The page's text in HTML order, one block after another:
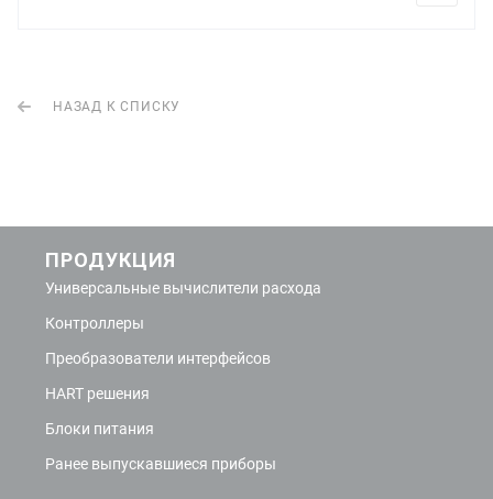
НАЗАД К СПИСКУ
ПРОДУКЦИЯ
Универсальные вычислители расхода
Контроллеры
Преобразователи интерфейсов
HART решения
Блоки питания
Ранее выпускавшиеся приборы